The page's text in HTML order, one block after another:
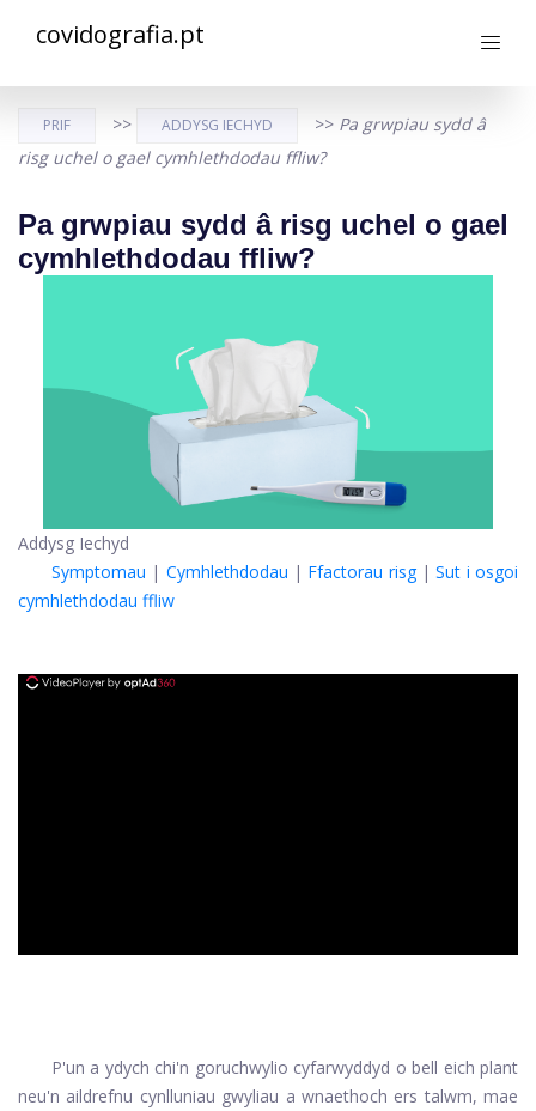
covidografia.pt
PRIF >> ADDYSG IECHYD >> Pa grwpiau sydd â
risg uchel o gael cymhlethdodau ffliw?
Pa grwpiau sydd â risg uchel o gael
cymhlethdodau ffliw?
Addysg Iechyd
Symptomau | Cymhlethdodau | Ffactorau risg|Sut i osgoi
cymhlethdodau ffliw
P'un a ydych chi'n goruchwylio cyfarwyddyd o bell eich plant
neu'n aildrefnu cynlluniau gwyliau a wnaethoch ers talwm, mae